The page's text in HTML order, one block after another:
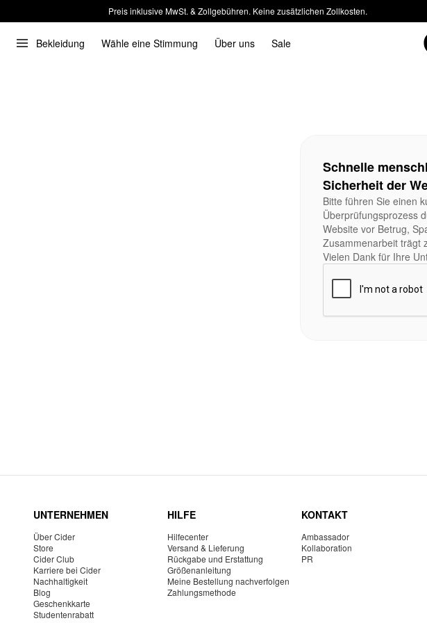
Preis inklusive MwSt. & Zollgebühren. Keine zusätzlichen Zollkosten.
Bekleidung Wähle eine Stimmung Über uns Sale
Schnelle
Sicherheit der
Bitte führen Sie einen
Überprüfungsprozess
Website vor Betrug,
Zusammenarbeit trägt
Vielen Dank für Ihre
UNTERNEHMEN
Über Cider
Store
Cider Club
Karriere bei Cider
Nachhaltigkeit
Blog
Geschenkkarte
Studentenrabatt
HILFE
Hilfecenter
Versand & Lieferung
Rückgabe und Erstattung
Größenanleitung
Meine Bestellung nachverfolgen
Zahlungsmethode
KONTAKT
Ambassador
Kollaboration
PR